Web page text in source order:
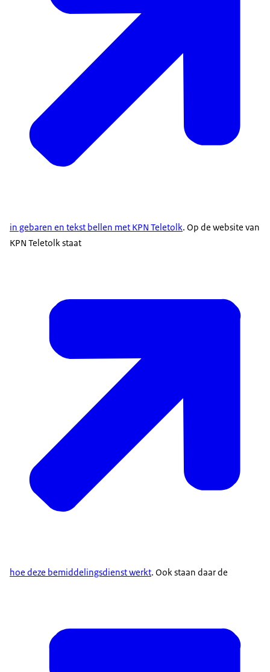
in gebaren en tekst bellen met KPN Teletolk. Op de website van
KPN Teletolk staat
hoe deze bemiddelingsdienst werkt. Ook staan daar de